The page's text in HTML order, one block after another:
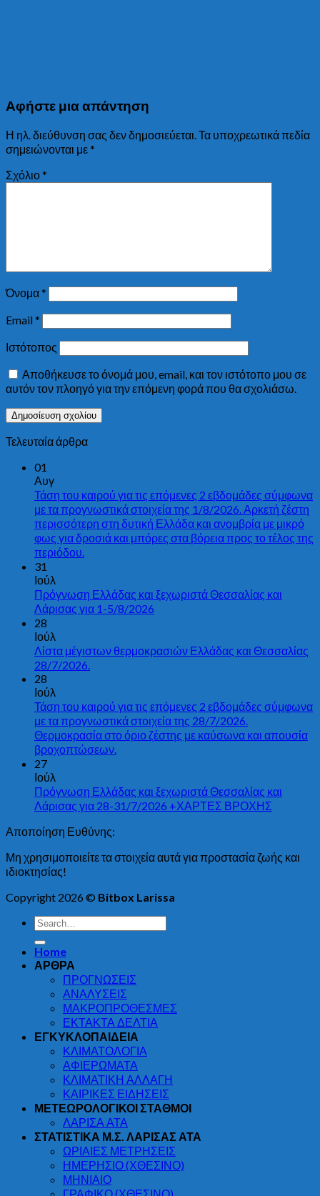
Αφήστε μια απάντηση
Η ηλ. διεύθυνση σας δεν δημοσιεύεται. Τα υποχρεωτικά πεδία
σημειώνονται με*
Σχόλιο*
Όνομα*
Email*
Ιστότοπος
Αποθήκευσε το όνομά μου, email, και τον ιστότοπο μου σε
αυτόν τον πλοηγό για την επόμενη φορά που θα σχολιάσω.
Τελευταία άρθρα
01
Αυγ
Τάση του καιρού για τις επόμενες 2 εβδομάδες σύμφωνα
με τα προγνωστικά στοιχεία της 1/8/2026. Αρκετή ζέστη
περισσότερη στη δυτική Ελλάδα και ανομβρία με μικρό
φως για δροσιά και μπόρες στα βόρεια προς το τέλος της
περιόδου.
31
Ιούλ
Πρόγνωση Ελλάδας και ξεχωριστά Θεσσαλίας και
Λάρισας για 1-5/8/2026
28
Ιούλ
Λίστα μέγιστων θερμοκρασιών Ελλάδας και Θεσσαλίας
28/7/2026.
28
Ιούλ
Τάση του καιρού για τις επόμενες 2 εβδομάδες σύμφωνα
με τα προγνωστικά στοιχεία της 28/7/2026.
Θερμοκρασία στο όριο ζέστης με καύσωνα και απουσία
βροχοπτώσεων.
27
Ιούλ
Πρόγνωση Ελλάδας και ξεχωριστά Θεσσαλίας και
Λάρισας για 28-31/7/2026 +ΧΑΡΤΕΣ ΒΡΟΧΗΣ
Αποποίηση Ευθύνης:
Μη χρησιμοποιείτε τα στοιχεία αυτά για προστασία ζωής και
ιδιοκτησίας!
Copyright 2026 © Bitbox Larissa
Home
ΑΡΘΡΑ
ΠΡΟΓΝΩΣΕΙΣ
ΑΝΑΛΥΣΕΙΣ
ΜΑΚΡΟΠΡΟΘΕΣΜΕΣ
ΕΚΤΑΚΤΑ ΔΕΛΤΙΑ
ΕΓΚΥΚΛΟΠΑΙΔΕΙΑ
ΚΛΙΜΑΤΟΛΟΓΙΑ
ΑΦΙΕΡΩΜΑΤΑ
ΚΛΙΜΑΤΙΚΗ ΑΛΛΑΓΗ
ΚΑΙΡΙΚΕΣ ΕΙΔΗΣΕΙΣ
ΜΕΤΕΩΡΟΛΟΓΙΚΟΙ ΣΤΑΘΜΟΙ
ΛΑΡΙΣΑ ΑΤΑ
ΣΤΑΤΙΣΤΙΚΑ Μ.Σ. ΛΑΡΙΣΑΣ ΑΤΑ
ΩΡΙΑΙΕΣ ΜΕΤΡΗΣΕΙΣ
ΗΜΕΡΗΣΙΟ (ΧΘΕΣΙΝΟ)
ΜΗΝΙΑΙΟ
ΓΡΑΦΙΚΟ (ΧΘΕΣΙΝΟ)